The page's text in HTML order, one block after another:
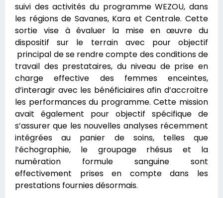
suivi des activités du programme WEZOU, dans
les régions de Savanes, Kara et Centrale. Cette
sortie vise à évaluer la mise en œuvre du
dispositif sur le terrain avec pour objectif
principal de se rendre compte des conditions de
travail des prestataires, du niveau de prise en
charge effective des femmes enceintes,
d’interagir avec les bénéficiaires afin d’accroitre
les performances du programme. Cette mission
avait également pour objectif spécifique de
s’assurer que les nouvelles analyses récemment
intégrées au panier de soins, telles que
l’échographie, le groupage rhésus et la
numération formule sanguine sont
effectivement prises en compte dans les
prestations fournies désormais.